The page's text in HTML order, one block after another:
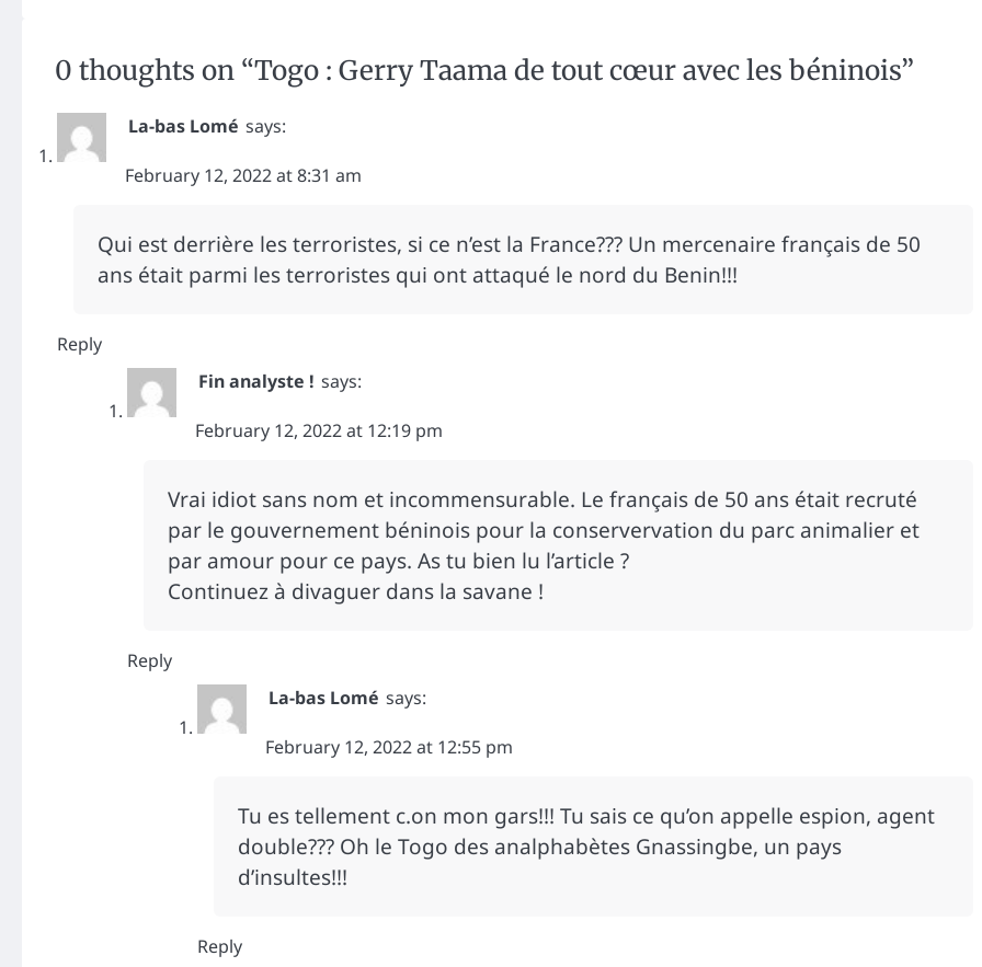
0 thoughts on “Togo : Gerry Taama de tout cœur avec les béninois”
La-bas Lomé says:
February 12, 2022 at 8:31 am
Qui est derrière les terroristes, si ce n’est la France??? Un mercenaire français de 50
ans était parmi les terroristes qui ont attaqué le nord du Benin!!!
Reply
Fin analyste ! says:
February 12, 2022 at 12:19 pm
Vrai idiot sans nom et incommensurable. Le français de 50 ans était recruté
par le gouvernement béninois pour la conservervation du parc animalier et
par amour pour ce pays. As tu bien lu l’article ?
Continuez à divaguer dans la savane !
Reply
La-bas Lomé says:
February 12, 2022 at 12:55 pm
Tu es tellement c.on mon gars!!! Tu sais ce qu’on appelle espion, agent
double??? Oh le Togo des analphabètes Gnassingbe, un pays
d’insultes!!!
Reply